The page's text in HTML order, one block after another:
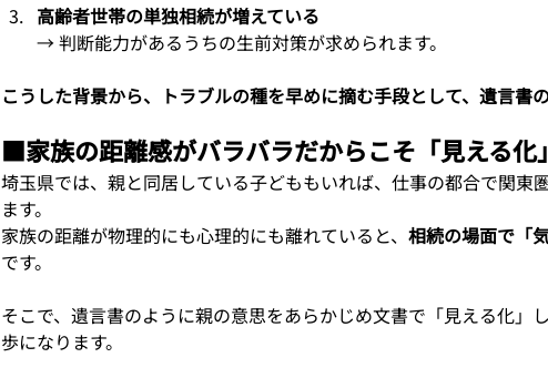
高齢者世帯の単独相続が増えている
→ 判断能力があるうちの生前対策が求められます。
こうした背景から、トラブルの種を早めに摘む手段として、遺言書
■家族の距離感がバラバラだからこそ「見える化
埼玉県では、親と同居している子どももいれば、仕事の都合で関東
ます。
家族の距離が物理的にも心理的にも離れていると、 相続の場面で「
です。
そこで、遺言書のように親の意思をあらかじめ文書で「見える化」
歩になります。